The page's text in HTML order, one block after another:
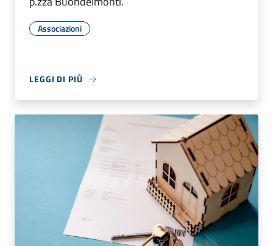
Associazioni
LEGGI DI PIÙ